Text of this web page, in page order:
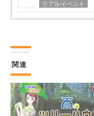
リアルイベント
関連